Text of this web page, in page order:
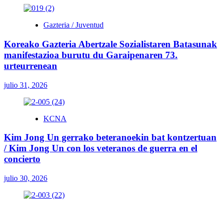
Gazteria / Juventud
Koreako Gazteria Abertzale Sozialistaren Batasunak
manifestazioa burutu du Garaipenaren 73.
urteurrenean
julio 31, 2026
KCNA
Kim Jong Un gerrako beteranoekin bat kontzertuan
/ Kim Jong Un con los veteranos de guerra en el
concierto
julio 30, 2026